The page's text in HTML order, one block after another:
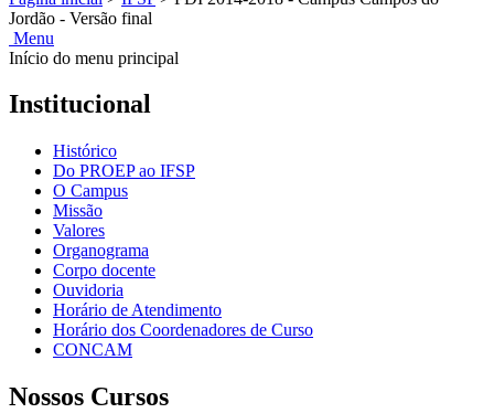
Jordão - Versão final
Menu
Início do menu principal
Institucional
Histórico
Do PROEP ao IFSP
O Campus
Missão
Valores
Organograma
Corpo docente
Ouvidoria
Horário de Atendimento
Horário dos Coordenadores de Curso
CONCAM
Nossos Cursos